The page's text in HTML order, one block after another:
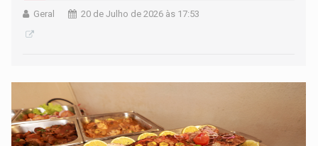
Geral 20 de Julho de 2026 às 17:53